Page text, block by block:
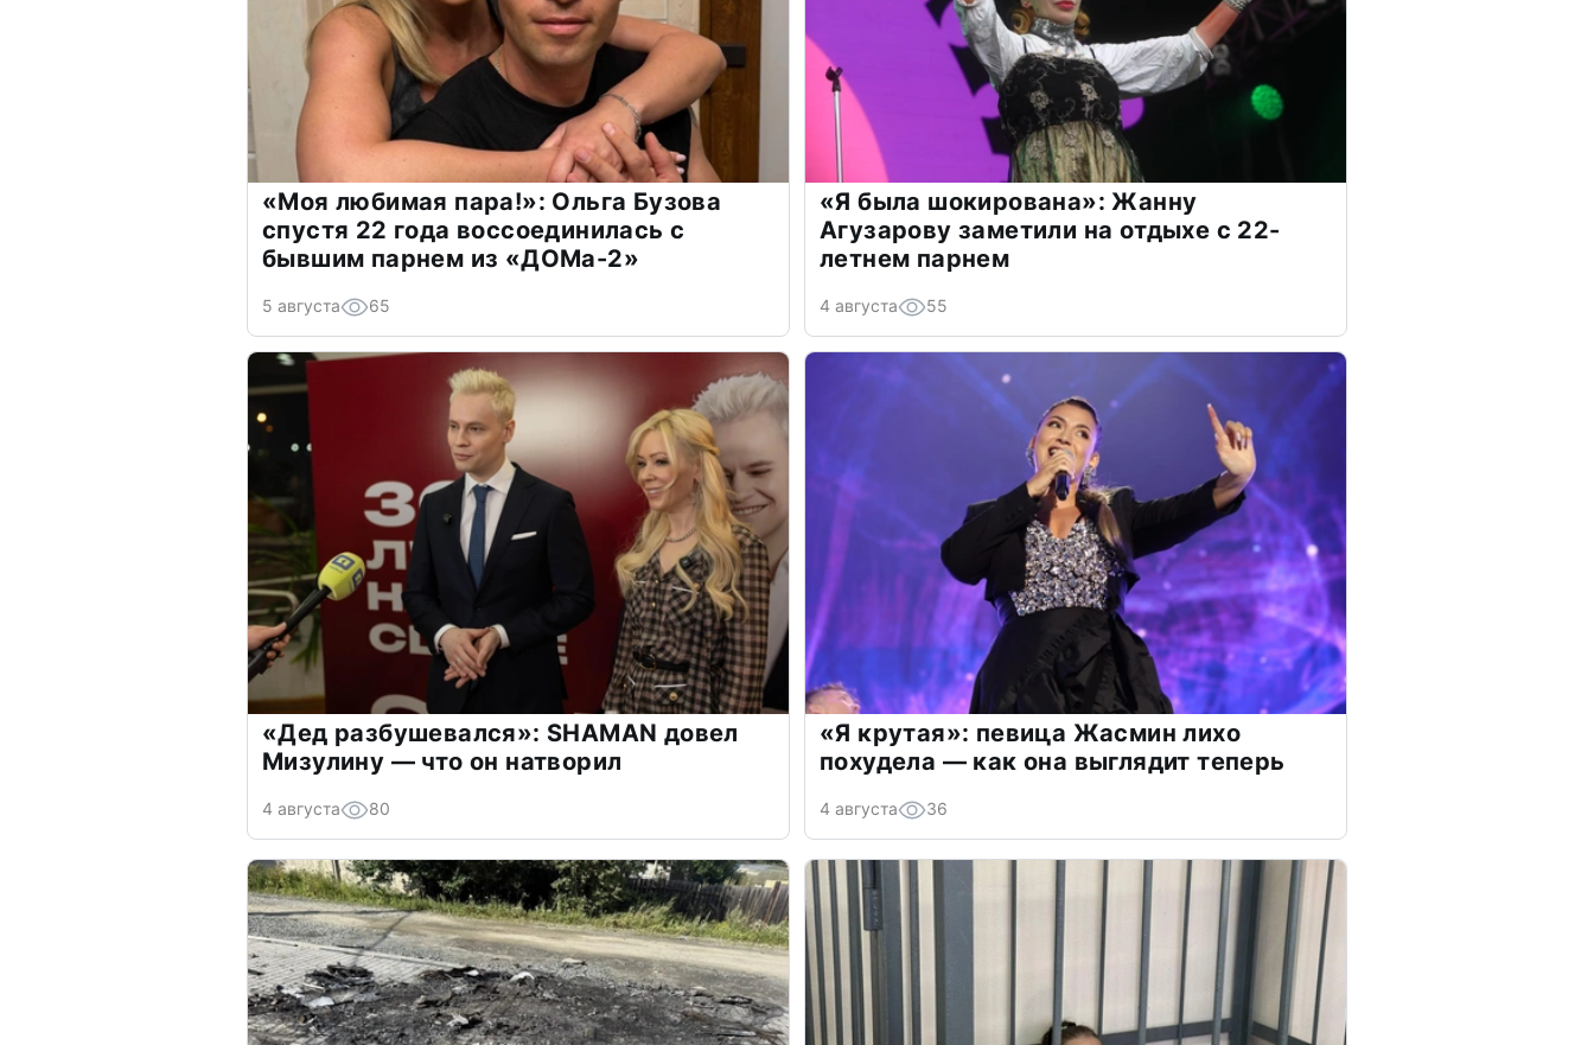
«Моя любимая пара!»: Ольга Бузова
спустя 22 года воссоединилась с
бывшим парнем из «ДОМа-2»
5 августа 65
«Я была шокирована»: Жанну
Агузарову заметили на отдыхе с 22-
летнем парнем
4 августа 55
«Дед разбушевался»: SHAMAN довел
Мизулину — что он натворил
4 августа 80
«Я крутая»: певица Жасмин лихо
похудела — как она выглядит теперь
4 августа 36